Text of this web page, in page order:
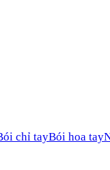
chỉ tayBói hoa tay